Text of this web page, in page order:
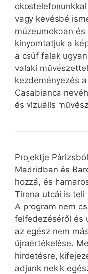
vagy kevésbé
múzeumokban
kinyomtatjuk a
a csúf falak
valaki
kezdeményezés
Casabianca
és vizuális
Projektje
Madridban és
hozzá, és
Tirana utcái is teli
A program nem
felfedezéséről és
az egész nem
újraértékelése.
hirdetésre,
adjunk nekik